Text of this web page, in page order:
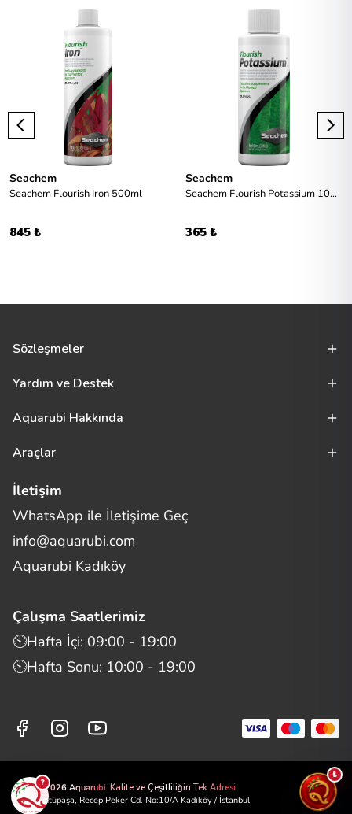
Seachem
Seachem Flourish Iron 500ml
845 ₺
Seachem
Seachem Flourish Potassium 100ml
365 ₺
Sözleşmeler
Yardım ve Destek
Aquarubi Hakkında
Araçlar
İletişim
WhatsApp ile İletişime Geç
info@aquarubi.com
Aquarubi Kadıköy
Çalışma Saatlerimiz
🕙Hafta İçi: 09:00 - 19:00
🕙Hafta Sonu: 10:00 - 19:00
©2026 Aquarubi Kalite ve Çeşitliliğin Tek Adresi
📍 Zühtüpaşa, Recep Peker Cd. No:10/A Kadıköy / İstanbul
?
Merhaba! Size nasıl yardımcı
olabilirim?
Bilgi
Müşteri Destek
₺